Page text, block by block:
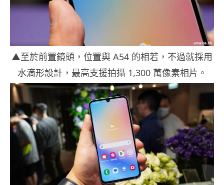
▲至於前置鏡頭，位置與 A54 的相若，不過就採用
水滴形設計，最高支援拍攝 1,300 萬像素相片。